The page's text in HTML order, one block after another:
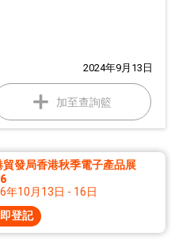
2024年9月13日
加至查詢籃
貿發局香港秋季電子產品展
年10月13日 - 16日
登記